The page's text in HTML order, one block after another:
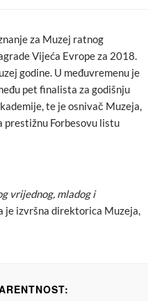
za Muzej ratnog
Vijeća Evrope za 2018.
godine. U međuvremenu je
pet finalista za godišnju
te je osnivač Muzeja,
prestižnu Forbesovu listu
vrijednog, mladog i
je izvršna direktorica Muzeja,